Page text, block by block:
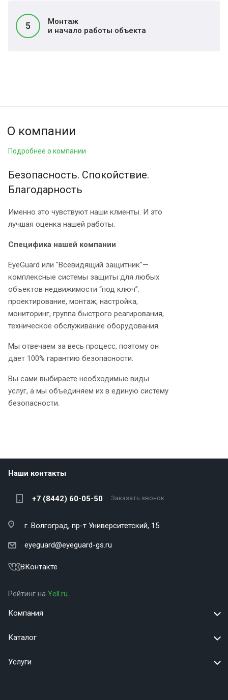
5
Монтаж
и начало работы объекта
О компании
Подробнее о компании
Безопасность. Спокойствие.
Благодарность
Именно это чувствуют наши клиенты. И это
лучшая оценка нашей работы.
Специфика нашей компании
EyeGuard или "Всевидящий защитник"—
комплексные системы защиты для любых
объектов недвижимости “под ключ”:
проектирование, монтаж, настройка,
мониторинг, группа быстрого реагирования,
техническое обслуживание оборудования.
Мы отвечаем за весь процесс, поэтому он
дает 100% гарантию безопасности.
Вы сами выбираете необходимые виды
услуг, а мы объединяем их в единую систему
безопасности.
Наши контакты
+7 (8442) 60-05-50 Заказать звонок
г. Волгоград, пр-т Университетский, 15
eyeguard@eyeguard-gs.ru
ВКонтакте
Рейтинг на Yell.ru.
Компания
Каталог
Услуги